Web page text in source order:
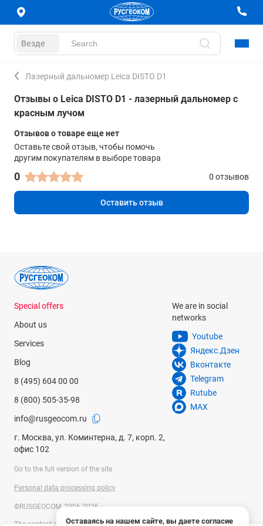
Везде
Лазерный дальномер Leica DISTO D1
Отзывы о Leica DISTO D1 - лазерный дальномер с
красным лучом
Отзывов о товаре еще нет
Оставьте свой отзыв, чтобы помочь
другим покупателям в выборе товара
0 0 отзывов
Оставить отзыв
Оставаясь на нашем сайте, вы даете согласие
Special offers
About us
Services
Blog
8 (495) 604 00 00
8 (800) 505-35-98
info@rusgeocom.ru
г. Москва, ул. Коминтерна, д. 7, корп. 2,
офис 102
We are in social
networks
Youtube
Яндекс.Дзен
Вконтакте
Telegram
Rutube
MAX
Go to the full version of the site
Personal data processing policy
©RUSGEOCOM, 2006-2026
The content on the site is for information purposes only and is not a